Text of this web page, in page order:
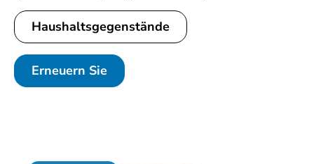
Haushaltsgegenstände
Erneuern Sie